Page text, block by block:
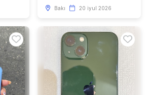
Bakı 20 iyul 2026